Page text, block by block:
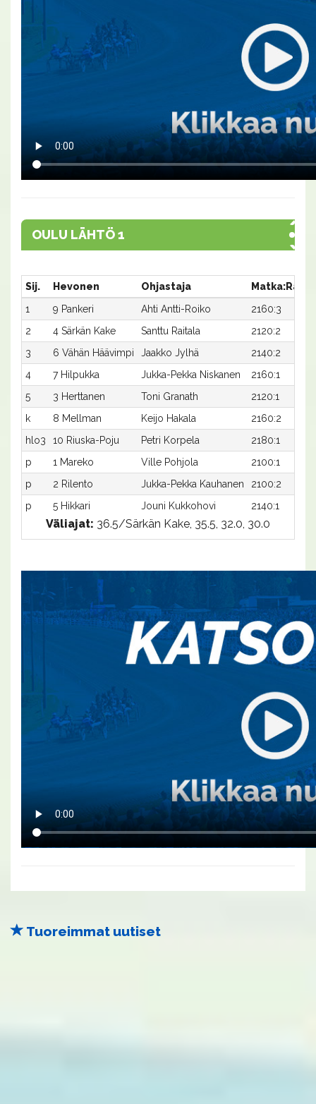
OULU LÄHTÖ 1
Sij. Hevonen Ohjastaja
Matka:Rata
1
9 Pankeri Ahti Antti-Roiko
2160:3
2
4 Särkän Kake Santtu Raitala
2120:2
3
6 Vähän Häävimpi Jaakko Jylhä
2140:2
4
7 Hilpukka Jukka-Pekka Niskanen
2160:1
5
3 Herttanen Toni Granath
2120:1
k
8 Mellman Keijo Hakala
2160:2
hlo3
10 Riuska-Poju Petri Korpela
2180:1
p
1 Mareko Ville Pohjola
2100:1
p
2 Rilento Jukka-Pekka Kauhanen
2100:2
p
5 Hikkari Jouni Kukkohovi 2140:1
Väliajat: 36.5/Särkän Kake, 35.5, 32.0, 30.0
Tuoreimmat uutiset